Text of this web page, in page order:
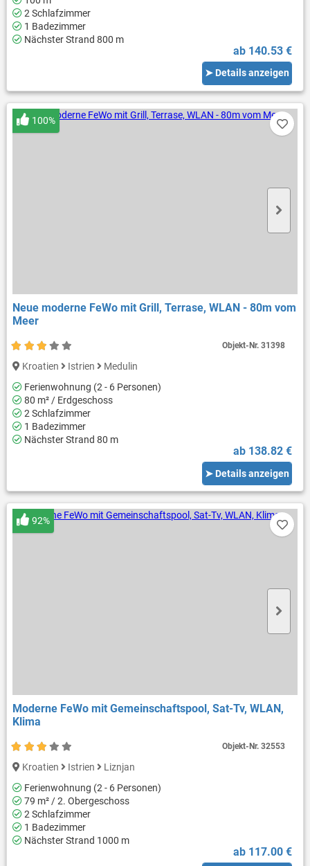
2 Schlafzimmer
1 Badezimmer
Nächster Strand 800 m
ab 140.53 €
➤ Details anzeigen
Neue moderne FeWo mit Grill, Terrase, WLAN - 80m vom
Meer
100%
Kroatien Istrien
Medulin
Ferienwohnung (2 - 6 Personen)
80 m² / Erdgeschoss
2 Schlafzimmer
1 Badezimmer
Nächster Strand 80 m
ab 138.82 €
➤ Details anzeigen
Objekt-Nr.31398
Moderne FeWo mit Gemeinschaftspool, Sat-Tv, WLAN,
Klima
92%
Kroatien Istrien
Liznjan
Ferienwohnung (2 - 6 Personen)
79 m² / 2. Obergeschoss
2 Schlafzimmer
1 Badezimmer
Nächster Strand 1000 m
ab 117.00 €
Objekt-Nr.32553